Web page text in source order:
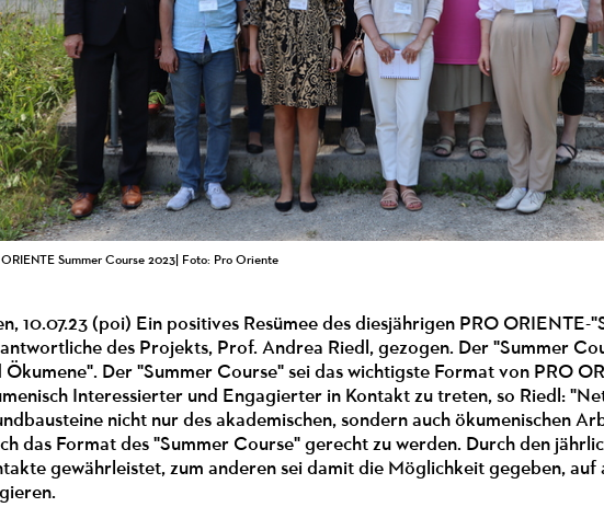
ORIENTE Summer Course 2023| Foto: Pro Oriente
10.07.23 (poi) Ein positives Resümee des diesjährigen PRO
des Projekts, Prof. Andrea Riedl, gezogen. Der "Summer
Ökumene". Der "Summer Course" sei das wichtigste Format von PRO
Interessierter und Engagierter in Kontakt zu treten, so Riedl:
nicht nur des akademischen, sondern auch ökumenischen
das Format des "Summer Course" gerecht zu werden. Durch den
gewährleistet, zum anderen sei damit die Möglichkeit gegeben,